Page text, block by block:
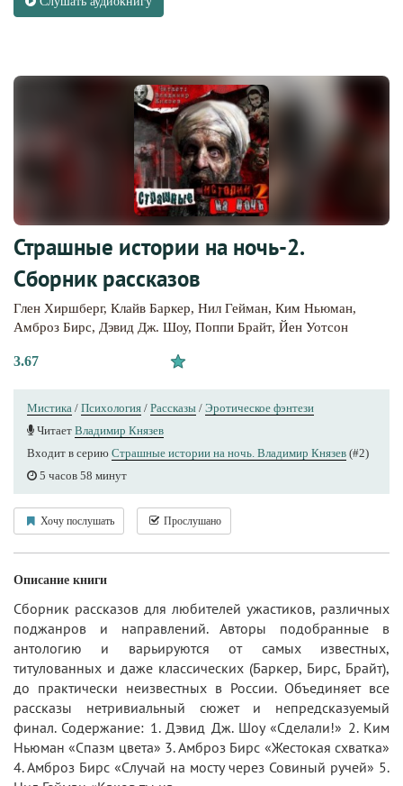
Страшные истории на ночь-2.
Сборник рассказов
Глен Хиршберг, Клайв Баркер, Нил Гейман, Ким Ньюман,
Амброз Бирс, Дэвид Дж. Шоу, Поппи Брайт, Йен Уотсон
3.67
Мистика / Психология / Рассказы / Эротическое фэнтези
Читает Владимир Князев
Входит в серию Страшные истории на ночь. Владимир Князев (#2)
5 часов 58 минут
Хочу послушать Прослушано
Описание книги
Сборник рассказов для любителей ужастиков, различных
поджанрoв и направлений. Авторы подобранные в
антологию и варьируются от самых известных,
титулованных и даже классических (Баркер, Бирс, Брайт),
до практически неизвестных в России. Объединяет все
рассказы нетривиальный сюжет и непредсказуемый
финал. Содержание: 1. Дэвид Дж. Шоу «Сделали!» 2. Ким
Ньюман «Спазм цвета» 3. Амброз Бирс «Жестокая схватка»
4. Амброз Бирс «Случай на мосту через Совиный ручей» 5.